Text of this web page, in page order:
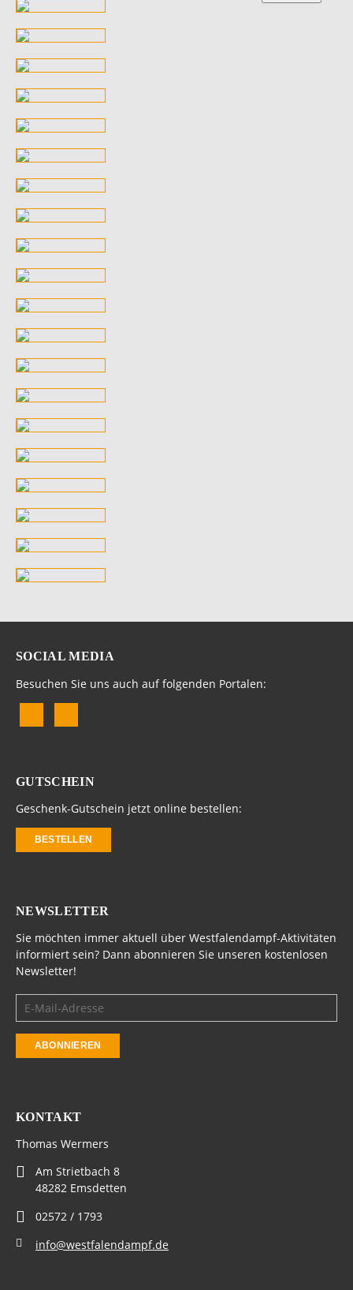
SOCIAL MEDIA
Besuchen Sie uns auch auf folgenden Portalen:
GUTSCHEIN
Geschenk-Gutschein jetzt online bestellen:
BESTELLEN
NEWSLETTER
Sie möchten immer aktuell über Westfalendampf-Aktivitäten
informiert sein? Dann abonnieren Sie unseren kostenlosen
Newsletter!
KONTAKT
Thomas Wermers
Am Strietbach 8
48282 Emsdetten
02572 / 1793
info@westfalendampf.de